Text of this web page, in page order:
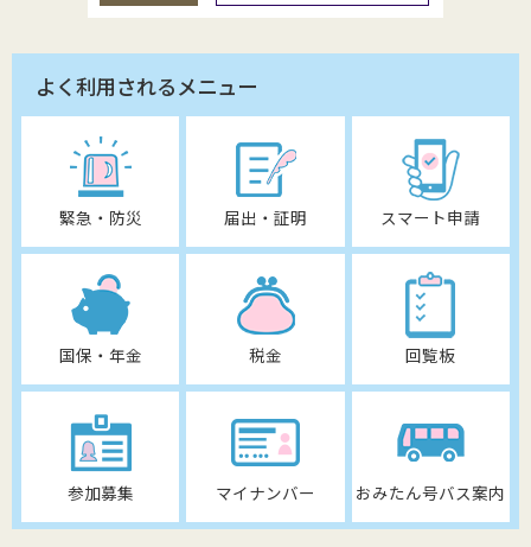
よく利用されるメニュー
緊急・防災 届出・証明 スマート申請
国保・年金 税金 回覧板
参加募集 マイナンバー おみたん号バス案内